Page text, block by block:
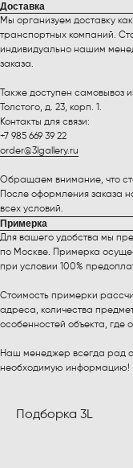
Доставка
Мы организуем доставку
транспортных компаний.
индивидуально нашим
заказа.
Также доступен
Толстого, д. 23, корп. 1.
Контакты для связи:
+7 985 669 39 22
order@3lgallery.ru
Обращаем внимание, что
После оформления заказа
всех условий.
Примерка
Для вашего удобства мы
по Москве. Примерка
при условии 100%
Стоимость примерки
адреса, количества
особенностей объекта, где
Наш менеджер всегда рад
необходимую информацию!
Подборка 3L